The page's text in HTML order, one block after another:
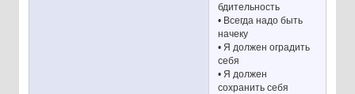
бдительность
• Всегда надо быть
начеку
• Я должен оградить
себя
• Я должен
сохранить себя